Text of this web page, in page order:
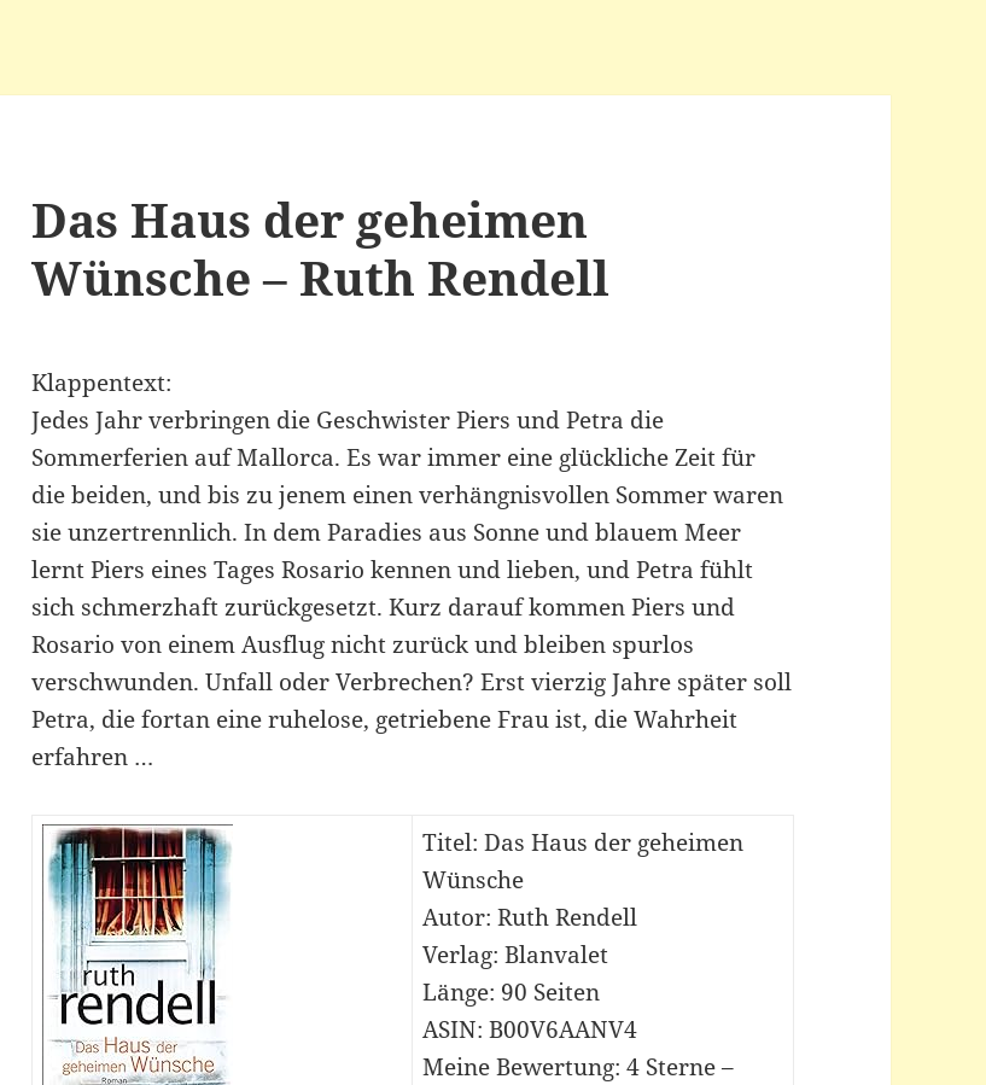
Das Haus der geheimen
Wünsche – Ruth Rendell
Klappentext:
Jedes Jahr verbringen die Geschwister Piers und Petra die
Sommerferien auf Mallorca. Es war immer eine glückliche Zeit für
die beiden, und bis zu jenem einen verhängnisvollen Sommer waren
sie unzertrennlich. In dem Paradies aus Sonne und blauem Meer
lernt Piers eines Tages Rosario kennen und lieben, und Petra fühlt
sich schmerzhaft zurückgesetzt. Kurz darauf kommen Piers und
Rosario von einem Ausflug nicht zurück und bleiben spurlos
verschwunden. Unfall oder Verbrechen? Erst vierzig Jahre später soll
Petra, die fortan eine ruhelose, getriebene Frau ist, die Wahrheit
erfahren …
Titel: Das Haus der geheimen
Wünsche
Autor: Ruth Rendell
Verlag: Blanvalet
Länge: 90 Seiten
ASIN: B00V6AANV4
Meine Bewertung: 4 Sterne –